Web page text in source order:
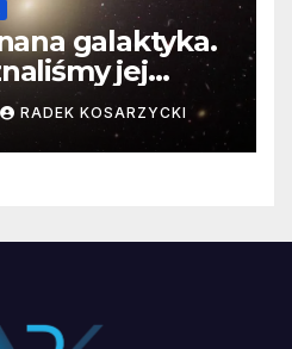
galaktyka.
jej
RADEK KOSARZYCKI